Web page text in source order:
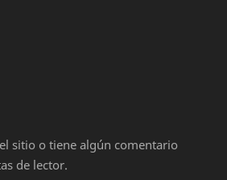
sitio o tiene algún comentario
de lector.